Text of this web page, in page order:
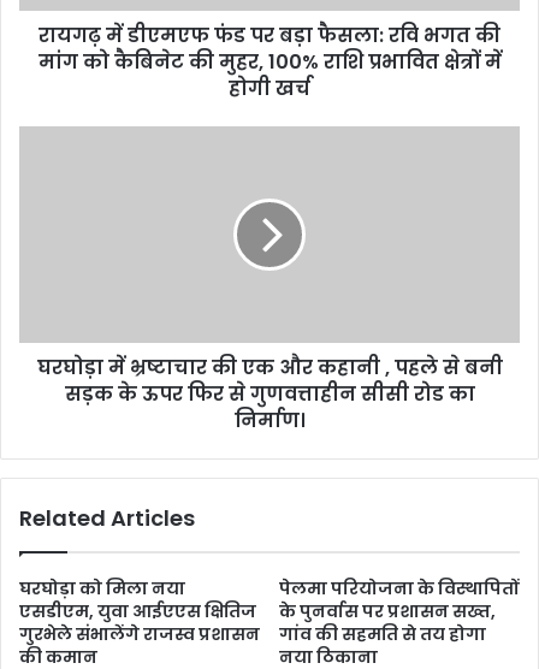
रायगढ़ में डीएमएफ फंड पर बड़ा फैसला: रवि भगत की
मांग को कैबिनेट की मुहर, 100% राशि प्रभावित क्षेत्रों में
होगी खर्च
घरघोड़ा में भ्रष्टाचार की एक और कहानी , पहले से बनी
सड़क के ऊपर फिर से गुणवत्ताहीन सीसी रोड का
निर्माण।
Related Articles
घरघोड़ा को मिला नया
एसडीएम, युवा आईएएस क्षितिज
गुरभेले संभालेंगे राजस्व प्रशासन
की कमान
पेलमा परियोजना के विस्थापितों
के पुनर्वास पर प्रशासन सख्त,
गांव की सहमति से तय होगा
नया ठिकाना